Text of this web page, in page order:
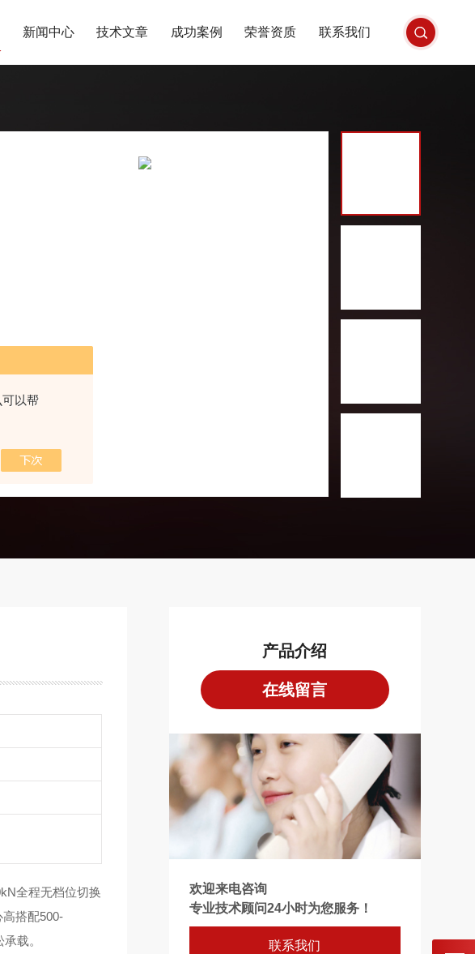
以帮
新闻中心 技术文章 成功案例 荣誉资质 联系我们
全程无档位切换
搭配500-
载。
产品介绍
在线留言
欢迎来电咨询
专业技术顾问24小时为您服务！
联系我们